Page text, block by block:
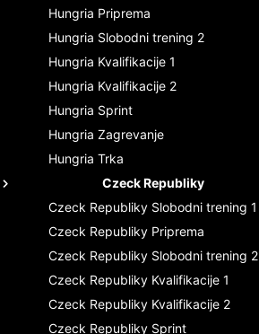
Hungria Priprema
Hungria Slobodni trening 2
Hungria Kvalifikacije 1
Hungria Kvalifikacije 2
Hungria Sprint
Hungria Zagrevanje
Hungria Trka
Czeck Republiky
Czeck Republiky Slobodni trening 1
Czeck Republiky Priprema
Czeck Republiky Slobodni trening 2
Czeck Republiky Kvalifikacije 1
Czeck Republiky Kvalifikacije 2
Czeck Republiky Sprint